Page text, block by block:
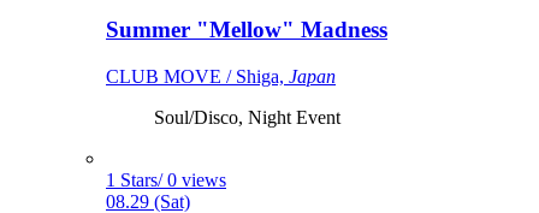
Summer "Mellow" Madness
CLUB MOVE / Shiga, Japan
Soul/Disco, Night Event
1 Stars/ 0 views
08.29 (Sat)